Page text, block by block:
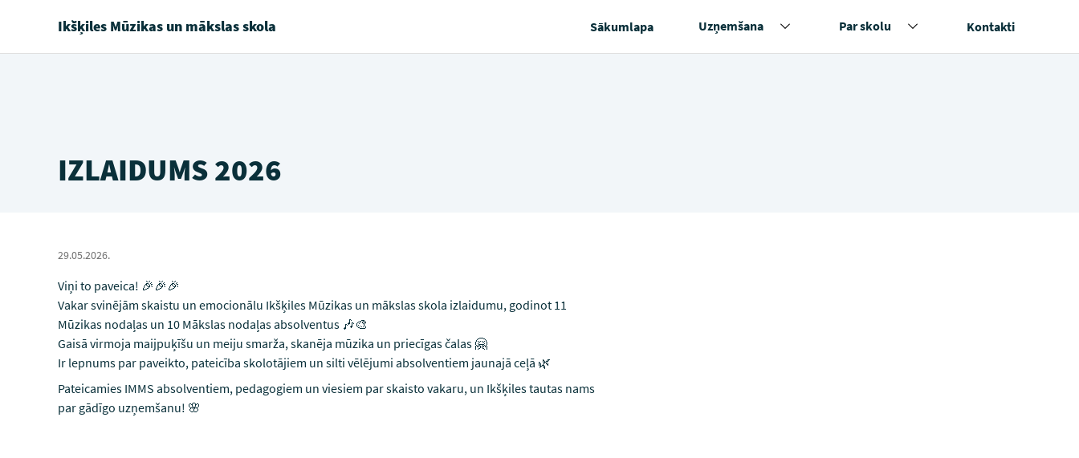
Ikšķiles Mūzikas un mākslas skola Sākumlapa Uzņemšana Par skolu Kontakti
IZLAIDUMS 2026
29.05.2026.
Viņi to paveica! 🎉🎉🎉
Vakar svinējām skaistu un emocionālu Ikšķiles Mūzikas un mākslas skola izlaidumu, godinot 11
Mūzikas nodaļas un 10 Mākslas nodaļas absolventus 🎶🎨
Gaisā virmoja maijpuķīšu un meiju smarža, skanēja mūzika un priecīgas čalas 🤗
Ir lepnums par paveikto, pateicība skolotājiem un silti vēlējumi absolventiem jaunajā ceļā 🌿
Pateicamies IMMS absolventiem, pedagogiem un viesiem par skaisto vakaru, un Ikšķiles tautas nams
par gādīgo uzņemšanu! 🌸